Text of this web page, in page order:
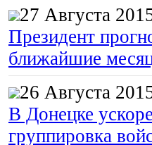
27 Августа
Президент
ближайшие
26 Августа
В Донецке
группировка